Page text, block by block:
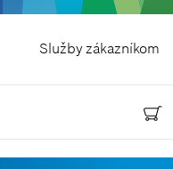
Služby zákazníkom